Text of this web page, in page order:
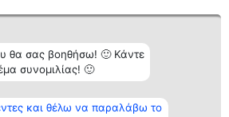
θα σας βοηθήσω! 🙂 Κάντε
συνομιλίας! 🙂
και θέλω να παραλάβω το
Κατάταξη
Διακριθέντες
Επικοινωνία
Επικοινωνία